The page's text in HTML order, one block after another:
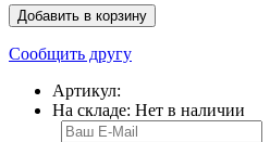
Добавить в корзину
Сообщить другу
Артикул:
На складе: Нет в наличии